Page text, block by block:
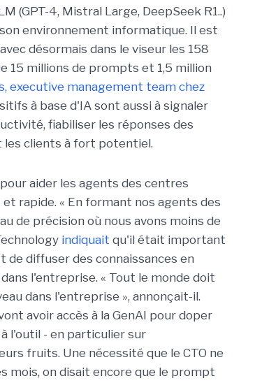
(GPT-4, Mistral Large, DeepSeek R1..)
environnement informatique. Il est
désormais dans le viseur les 158
15 millions de prompts et 1,5 million
executive management team chez
à base d'IA sont aussi à signaler
fiabiliser les réponses des
les clients à fort potentiel.
aider les agents des centres
rapide. « En formant nos agents des
de précision où nous avons moins de
indiquait qu'il était important
diffuser des connaissances en
l'entreprise. « Tout le monde doit
dans l'entreprise », annonçait-il.
avoir accès à la GenAI pour doper
l'outil - en particulier sur
fruits. Une nécessité que le CTO ne
mois, on disait encore que le prompt